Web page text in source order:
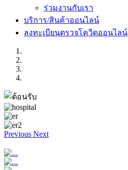
ร่วมงานกับเรา
บริการ/สินค้าออนไลน์
ลงทะเบียนตรวจโควิดออนไลน์
Previous Next